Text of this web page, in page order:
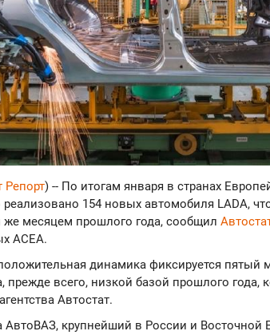
Репорт) -- По итогам января в странах
154 новых автомобиля LADA,
же месяцем прошлого года, сообщил
АСЕА.
динамика фиксируется пятый
прежде всего, низкой базой прошлого года,
Автостат.
АвтоВАЗ, крупнейший в России и Восточной